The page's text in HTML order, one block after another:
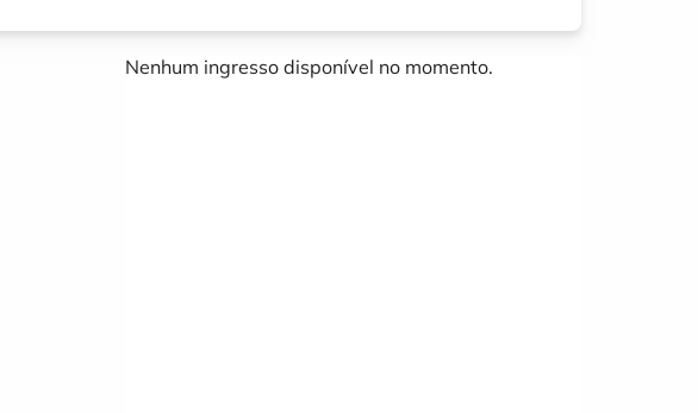
Nenhum ingresso disponível no momento.